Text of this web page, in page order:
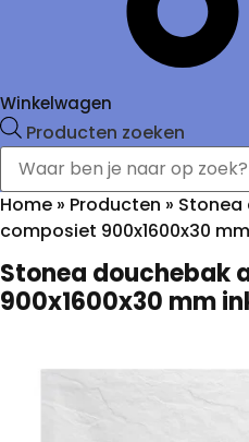
Winkelwagen
Producten zoeken
Home » Producten » Stonea
composiet 900x1600x30
Stonea douchebak
900x1600x30 mm